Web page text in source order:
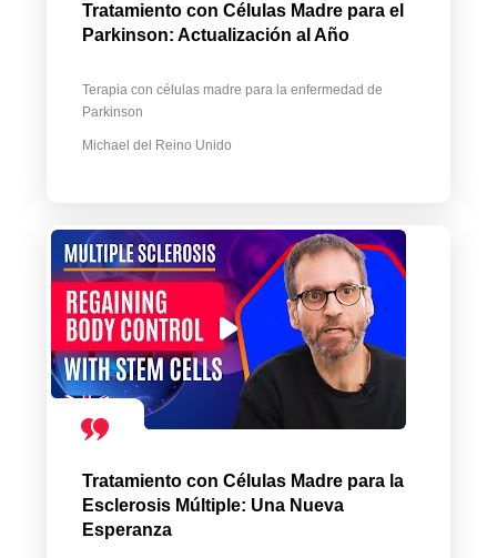
Tratamiento con Células Madre para el
Parkinson: Actualización al Año
Terapia con células madre para la enfermedad de
Parkinson
Michael del Reino Unido
Tratamiento con Células Madre para la
Esclerosis Múltiple: Una Nueva
Esperanza